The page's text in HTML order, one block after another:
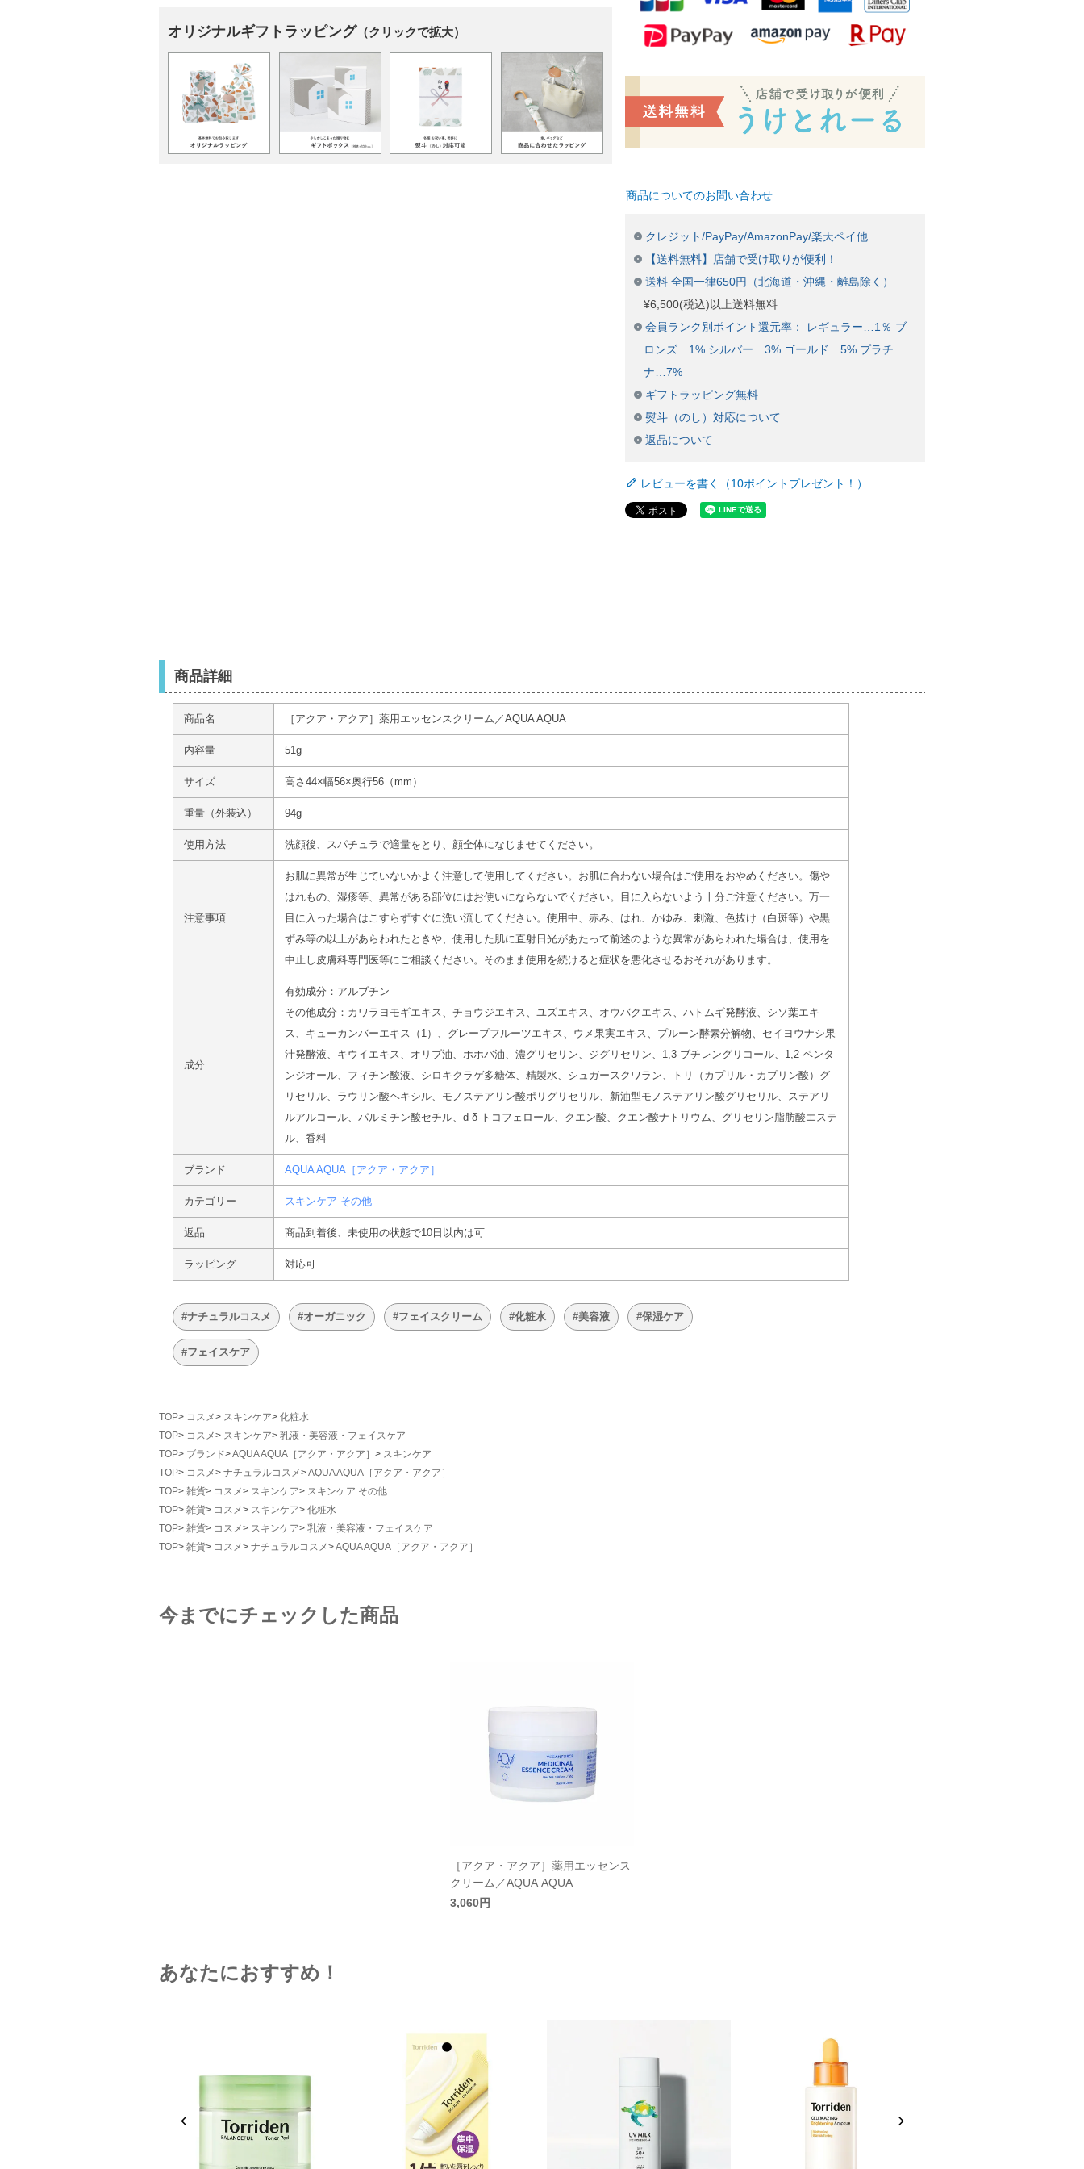
オリジナルギフトラッピング（クリックで拡大）
商品についてのお問い合わせ
クレジット/PayPay/AmazonPay/楽天ペイ他
【送料無料】店舗で受け取りが便利！
送料 全国一律650円（北海道・沖縄・離島除く）
¥6,500(税込)以上送料無料
会員ランク別ポイント還元率： レギュラー…1％ ブ
ロンズ…1% シルバー…3% ゴールド…5% プラチ
ナ…7%
ギフトラッピング無料
熨斗（のし）対応について
返品について
レビューを書く（10ポイントプレゼント！）
商品詳細
商品名 ［アクア・アクア］薬用エッセンスクリーム／AQUA AQUA
内容量 51g
サイズ 高さ44×幅56×奥行56（mm）
重量（外装込） 94g
使用方法 洗顔後、スパチュラで適量をとり、顔全体になじませてください。
注意事項
お肌に異常が生じていないかよく注意して使用してください。お肌に合わない場合はご使用をおやめください。傷や
はれもの、湿疹等、異常がある部位にはお使いにならないでください。目に入らないよう十分ご注意ください。万一
目に入った場合はこすらずすぐに洗い流してください。使用中、赤み、はれ、かゆみ、刺激、色抜け（白斑等）や黒
ずみ等の以上があらわれたときや、使用した肌に直射日光があたって前述のような異常があらわれた場合は、使用を
中止し皮膚科専門医等にご相談ください。そのまま使用を続けると症状を悪化させるおそれがあります。
成分
有効成分：アルブチン
その他成分：カワラヨモギエキス、チョウジエキス、ユズエキス、オウバクエキス、ハトムギ発酵液、シソ葉エキ
ス、キューカンバーエキス（1）、グレープフルーツエキス、ウメ果実エキス、プルーン酵素分解物、セイヨウナシ果
汁発酵液、キウイエキス、オリブ油、ホホバ油、濃グリセリン、ジグリセリン、1,3-ブチレングリコール、1,2-ペンタ
ンジオール、フィチン酸液、シロキクラゲ多糖体、精製水、シュガースクワラン、トリ（カプリル・カプリン酸）グ
リセリル、ラウリン酸ヘキシル、モノステアリン酸ポリグリセリル、新油型モノステアリン酸グリセリル、ステアリ
ルアルコール、パルミチン酸セチル、d-δ-トコフェロール、クエン酸、クエン酸ナトリウム、グリセリン脂肪酸エステ
ル、香料
ブランド AQUA AQUA［アクア・アクア］
カテゴリー スキンケア その他
返品 商品到着後、未使用の状態で10日以内は可
ラッピング 対応可
#ナチュラルコスメ #オーガニック #フェイスクリーム #化粧水 #美容液 #保湿ケア
#フェイスケア
TOP コスメ スキンケア
化粧水
TOP
コスメ スキンケア
乳液・美容液・フェイスケア
TOP
ブランド AQUA AQUA［アクア・アクア］
スキンケア
TOP
コスメ ナチュラルコスメ
AQUA AQUA［アクア・アクア］
TOP
雑貨 コスメ スキンケア
スキンケア その他
TOP
雑貨 コスメ スキンケア
化粧水
TOP
雑貨 コスメ スキンケア
乳液・美容液・フェイスケア
TOP
雑貨 コスメ ナチュラルコスメ AQUA AQUA［アクア・アクア］
今までにチェックした商品
［アクア・アクア］薬用エッセンス
クリーム／AQUA AQUA
3,060円
あなたにおすすめ！